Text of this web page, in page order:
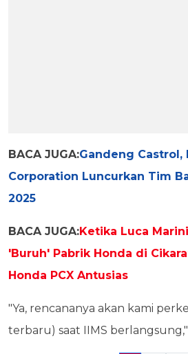
BACA JUGA:Gandeng Castrol,
Corporation Luncurkan Tim
2025
BACA JUGA:Ketika Luca
'Buruh' Pabrik Honda di
Honda PCX Antusias
"Ya, rencananya akan kami
terbaru) saat IIMS